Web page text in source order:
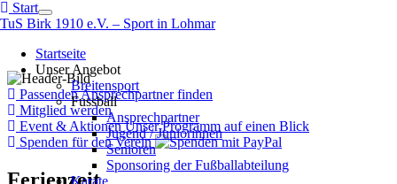
Zum
Inhalt
springen
Start
Menü
öffnen
TuS Birk 1910 e.V. – Sport in Lohmar
Startseite
Unser Angebot
Breitensport
Fussball
Ansprechpartner
Jugend / Juniorinnen
Senioren
Sponsoring der Fußballabteilung
Karate
Passenden Ansprechpartner finden
Mitglied werden
Event & Aktionen Unser Programm auf einen Blick
Spenden für den Verein